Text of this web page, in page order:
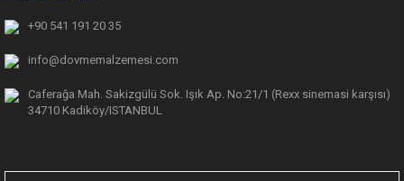
Optimus Temizleyici Köpük Mini Cleansing Foam 65 ml
+90 541 191 20 35
info@dovmemalzemesi.com
Caferağa Mah. Sakizgülü Sok. Işık Ap. No:21/1 (Rexx sinemasi karşısı)
34710 Kadiköy/ISTANBUL